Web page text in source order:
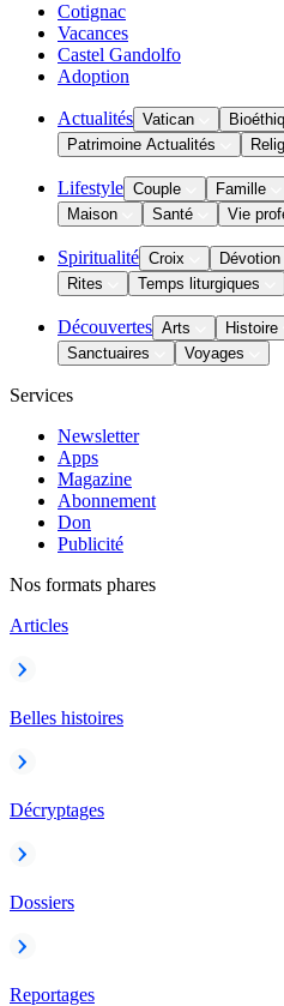
Cotignac
Vacances
Castel Gandolfo
Adoption
Actualités Vatican
Patrimoine Actualités
Lifestyle Couple Famille
Maison
Santé Vie
Spiritualité Croix Dévotion
Rites
Temps liturgiques
Découvertes Arts Histoire
Sanctuaires
Voyages
Services
Newsletter
Apps
Magazine
Abonnement
Don
Publicité
Nos formats phares
Articles
Belles histoires
Décryptages
Dossiers
Reportages